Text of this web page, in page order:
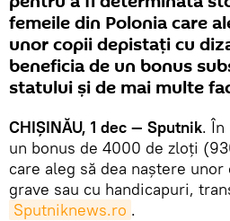
femeile din Polonia care
unor copii depistați cu
beneficia de un bonus
statului și de mai multe
CHIȘINĂU, 1 dec — Sputnik. În
un bonus de 4000 de zloți
care aleg să dea naștere
grave sau cu handicapuri,
Sputniknews.ro .